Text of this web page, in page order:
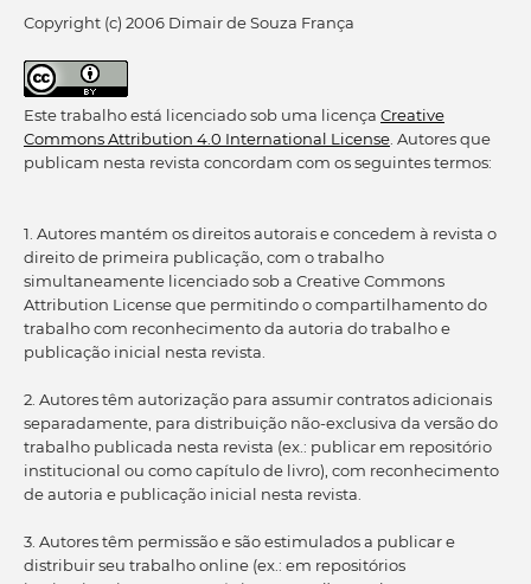
Copyright (c) 2006 Dimair de Souza França
Este trabalho está licenciado sob uma licença Creative
Commons Attribution 4.0 International License. Autores que
publicam nesta revista concordam com os seguintes termos:
1. Autores mantém os direitos autorais e concedem à revista o
direito de primeira publicação, com o trabalho
simultaneamente licenciado sob a Creative Commons
Attribution License que permitindo o compartilhamento do
trabalho com reconhecimento da autoria do trabalho e
publicação inicial nesta revista.
2. Autores têm autorização para assumir contratos adicionais
separadamente, para distribuição não-exclusiva da versão do
trabalho publicada nesta revista (ex.: publicar em repositório
institucional ou como capítulo de livro), com reconhecimento
de autoria e publicação inicial nesta revista.
3. Autores têm permissão e são estimulados a publicar e
distribuir seu trabalho online (ex.: em repositórios